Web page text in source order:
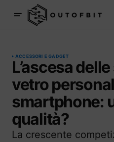
ACCESSORI E GADGET
L’ascesa
vetro
smartphone:
qualità?
La crescente